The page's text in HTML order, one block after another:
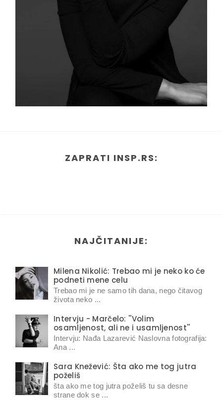
ZAPRATI INSP.RS:
NAJČITANIJE:
Milena Nikolić: Trebao mi je neko ko će
podneti mene celu
Trebao mi je ne samo tih dana, nego čitavog
života neko ...
Intervju - Marčelo: ''Volim
osamljenost, ali ne i usamljenost''
Intervju: Nađa Lazarević Naslovna fotografija:
Ana ...
Sara Knežević: Šta ako me tog jutra
poželiš
šta ako me tog jutra poželiš tu sa desne
strane dok se ...